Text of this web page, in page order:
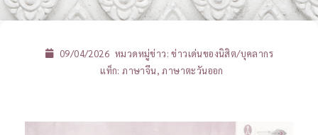
09/04/2026 หมวดหมู่ข่าว:ข่าวเด่นของนิสิต/บุคลากร
แท็ก: ภาษาจีน,ภาษาตะวันออก